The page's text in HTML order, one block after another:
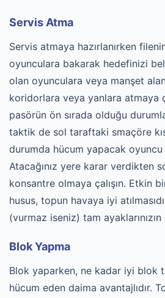
Servis Atma
Servis atmaya hazırlanırken
oyunculara bakarak hedefinizi
olan oyunculara veya manşet
koridorlara veya yanlara atmaya
pasörün ön sırada olduğu
taktik de sol taraftaki smaçöre
durumda hücum yapacak oyuncu
Atacağınız yere karar verdikten
konsantre olmaya çalışın. Etkin
husus, topun havaya iyi
(vurmaz iseniz) tam
Blok Yapma
Blok yaparken, ne kadar iyi blok
hücum eden daima avantajlıdır.